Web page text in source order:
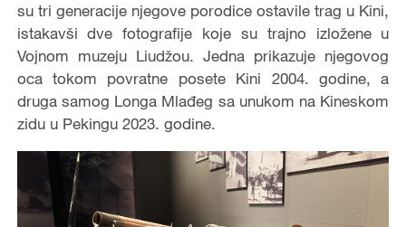
su tri generacije njegove porodice ostavile trag u Kini,
istakavši dve fotografije koje su trajno izložene u
Vojnom muzeju Liudžou. Jedna prikazuje njegovog
oca tokom povratne posete Kini 2004. godine, a
druga samog Longa Mlađeg sa unukom na Kineskom
zidu u Pekingu 2023. godine.